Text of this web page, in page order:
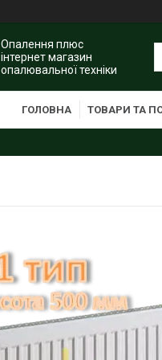
Опалення плюс
інтернет магазин
опалювальної техніки
ГОЛОВНА ТОВАРИ ТА